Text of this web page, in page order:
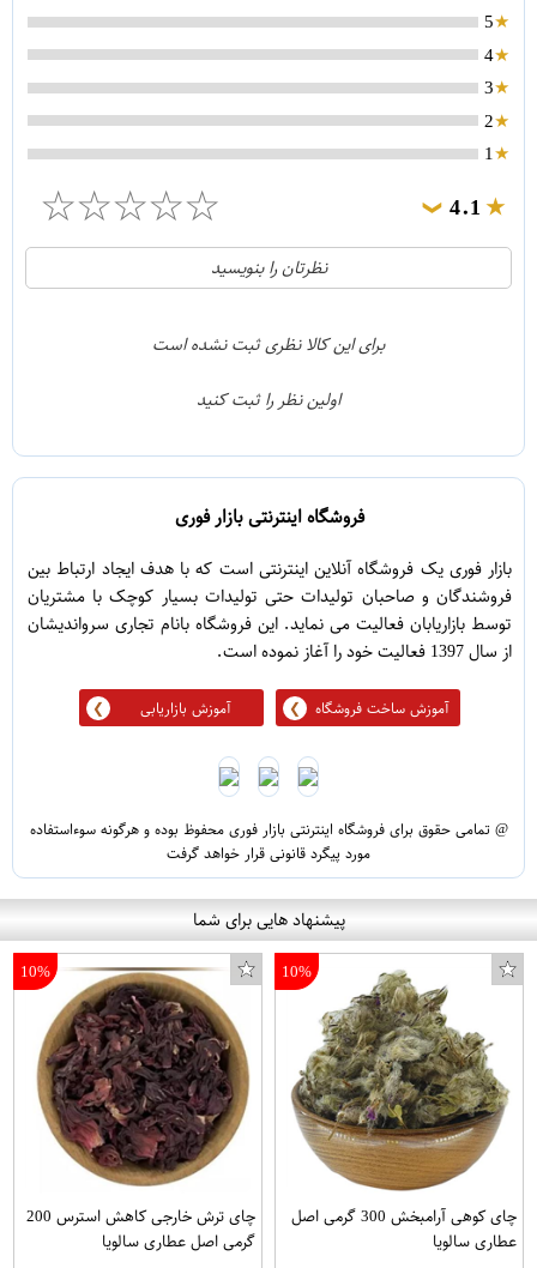
5
4
3
2
1
4.1
❯
☆
☆
☆
☆
☆
21
1
نظرتان را بنویسید
برای این کالا نظری ثبت نشده است
اولین نظر را ثبت کنید
فروشگاه اینترنتی بازار فوری
بازار فوری یک فروشگاه آنلاین اینترنتی است که با هدف ایجاد ارتباط بین
فروشندگان و صاحبان تولیدات حتی تولیدات بسیار کوچک با مشتریان
توسط بازاریابان فعالیت می نماید. این فروشگاه بانام تجاری سرواندیشان
از سال 1397 فعالیت خود را آغاز نموده است.
آموزش ساخت فروشگاه آموزش بازاریابی
@ تمامی حقوق برای فروشگاه اینترنتی بازار فوری محفوظ بوده و هرگونه سوءاستفاده
مورد پیگرد قانونی قرار خواهد گرفت
پیشنهاد هایی برای شما
10%
چای کوهی آرامبخش 300 گرمی اصل
عطاری سالویا
10%
چای ترش خارجی کاهش استرس 200
گرمی اصل عطاری سالویا